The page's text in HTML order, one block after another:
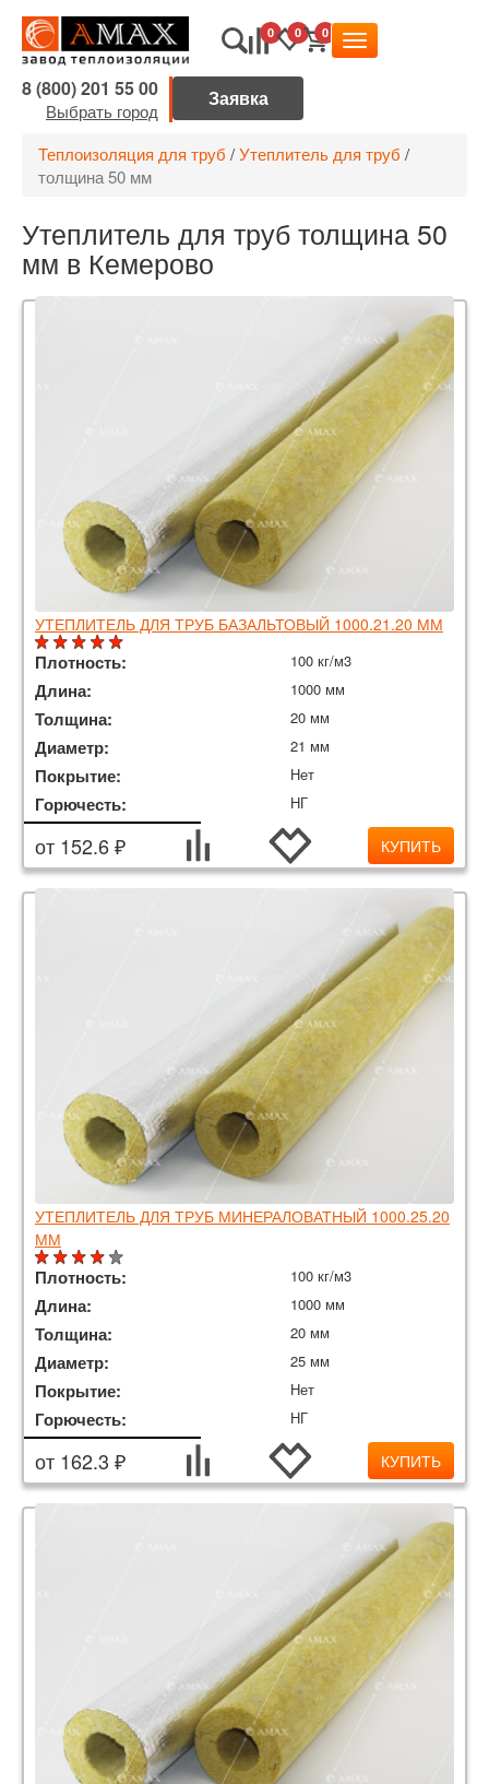
0 0 0
8 (800) 201 55 00
Выбрать город
Теплоизоляция для труб /Утеплитель для труб /
толщина 50 мм
Утеплитель для труб толщина 50
мм в Кемерово
УТЕПЛИТЕЛЬ ДЛЯ ТРУБ БАЗАЛЬТОВЫЙ 1000.21.20 ММ
Плотность: 100 кг/м3
Длина: 1000 мм
Толщина: 20 мм
Диаметр: 21 мм
Покрытие: Нет
Горючесть: НГ
от 152.6 ₽ КУПИТЬ
УТЕПЛИТЕЛЬ ДЛЯ ТРУБ МИНЕРАЛОВАТНЫЙ 1000.25.20
ММ
Плотность: 100 кг/м3
Длина: 1000 мм
Толщина: 20 мм
Диаметр: 25 мм
Покрытие: Нет
Горючесть: НГ
от 162.3 ₽ КУПИТЬ